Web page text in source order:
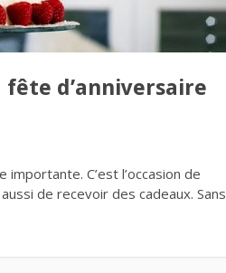
d’anniversaire
C’est l’occasion de
de recevoir des cadeaux. Sans